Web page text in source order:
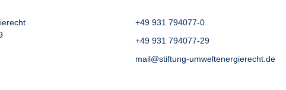
+49 931 794077-0
+49 931 794077-29
mail@stiftung-umweltenergierecht.de